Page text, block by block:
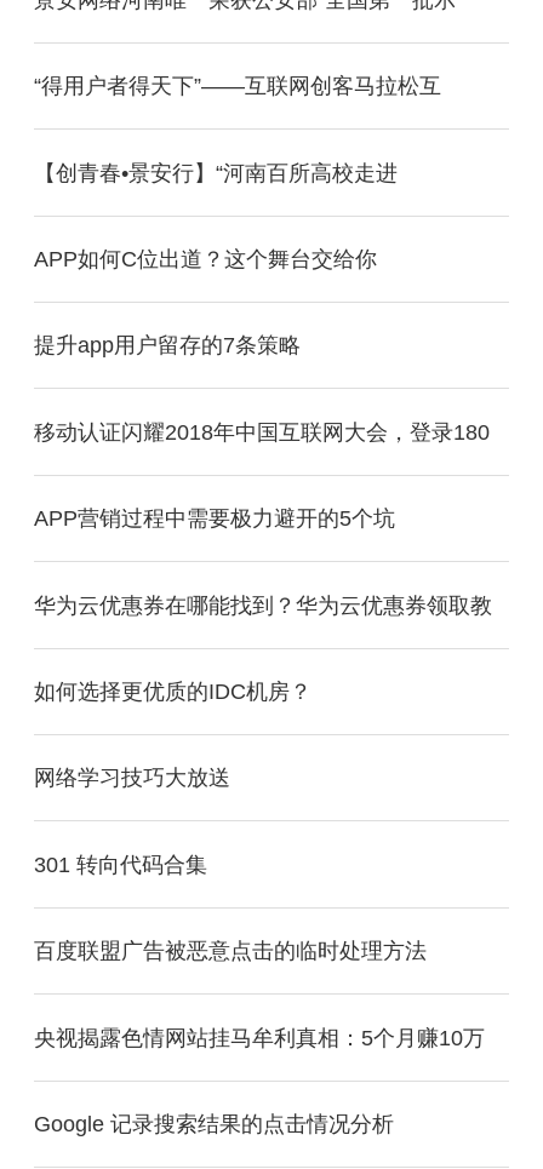
“得用户者得天下”——互联网创客马拉松互
【创青春•景安行】“河南百所高校走进
APP如何C位出道？这个舞台交给你
提升app用户留存的7条策略
移动认证闪耀2018年中国互联网大会，登录180
APP营销过程中需要极力避开的5个坑
华为云优惠券在哪能找到？华为云优惠券领取教
如何选择更优质的IDC机房？
网络学习技巧大放送
301 转向代码合集
百度联盟广告被恶意点击的临时处理方法
央视揭露色情网站挂马牟利真相：5个月赚10万
Google 记录搜索结果的点击情况分析